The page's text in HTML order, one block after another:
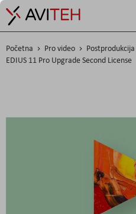
Početna Pro video
Postprodukcija
EDIUS 11 Pro Upgrade Second License
of